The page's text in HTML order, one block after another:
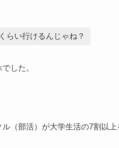
らい行けるんじゃね？
した。
（部活）が大学生活の7割以